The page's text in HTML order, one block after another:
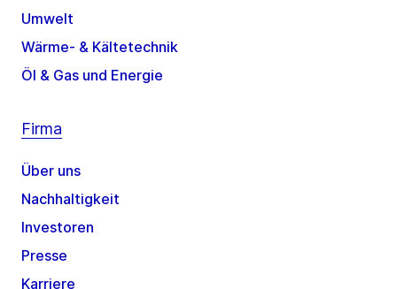
Umwelt
Wärme- & Kältetechnik
Öl & Gas und Energie
Firma
Über uns
Nachhaltigkeit
Investoren
Presse
Karriere